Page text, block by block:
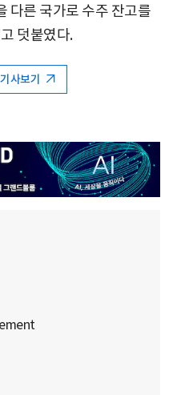
다른 국가로 수주 잔고를
덧붙였다.
사보기